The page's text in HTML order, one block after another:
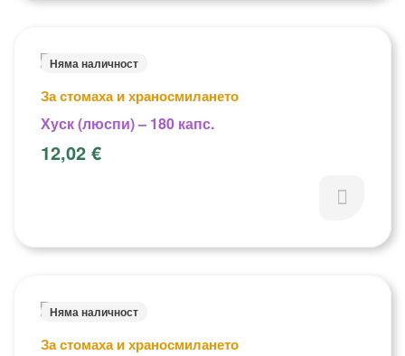
Няма наличност
За стомаха и храносмилането
Хуск (люспи) – 180 капс.
12,02 €
Няма наличност
За стомаха и храносмилането